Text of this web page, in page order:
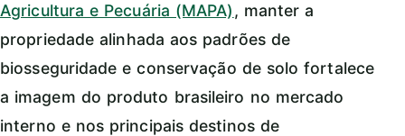
Agricultura e Pecuária (MAPA), manter a
propriedade alinhada aos padrões de
biosseguridade e conservação de solo fortalece
a imagem do produto brasileiro no mercado
interno e nos principais destinos de